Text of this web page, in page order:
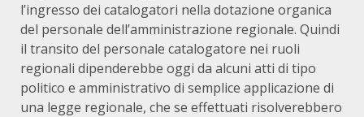
l’ingresso dei catalogatori nella dotazione organica
del personale dell’amministrazione regionale. Quindi
il transito del personale catalogatore nei ruoli
regionali dipenderebbe oggi da alcuni atti di tipo
politico e amministrativo di semplice applicazione di
una legge regionale, che se effettuati risolverebbero